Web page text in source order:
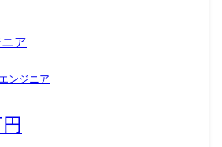
アが1名ずつアサインされます。 またソリ
アそれぞれを補佐する役割としてSV（スー
一方で大型案件等になりますとPJTの人数
サル
ションを提供するためにあらゆることを思
いるので、提供元のエンジニアは以下のよ
を行う、AI/機械学習のスペシャリスト集団
アントのビジネスを「つなぐ存在」をミッ
に多くの導入事例とリピート契約がありま
ア
ンジニア